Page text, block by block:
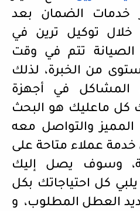
خدمات الضمان بعد
خلال توكيل ترين في
تتم في وقت
من الخبرة، لذلك
في أجهزة
كل ماعليك هو البحث
والتواصل معه
خدمة عملاء متاحة على
ساعة، وسوف يصل إليك
كل احتياجاتك بكل
العطل المطلوب، و